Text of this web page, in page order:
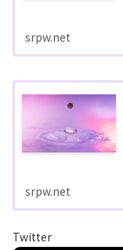
srpw.net
srpw.net
Twitter